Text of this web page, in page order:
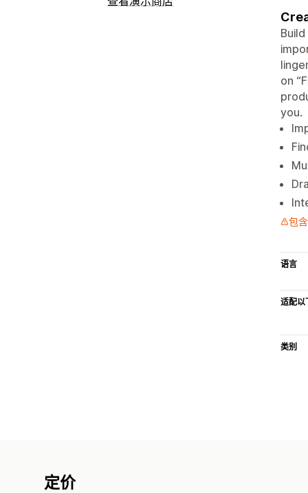
on
you.
包
语言
适配以
类别
定价